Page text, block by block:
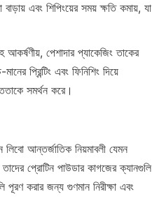
এবং শিপিংয়ের সময় ক্ষতি কমায়, যা
আকর্ষণীয়, পেশাদার প্যাকেজিং তাকের
প্রিন্টিং এবং ফিনিশিং দিয়ে
সমর্থন করে।
আন্তর্জাতিক নিয়মাবলী যেমন
প্রোটিন পাউডার কাগজের ক্যানগুলি
পূরণ করার জন্য গুণমান নিরীক্ষা এবং